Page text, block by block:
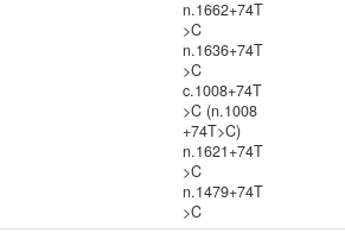
n.1662+74T
>C
n.1636+74T
>C
c.1008+74T
>C (n.1008
+74T>C)
n.1621+74T
>C
n.1479+74T
>C